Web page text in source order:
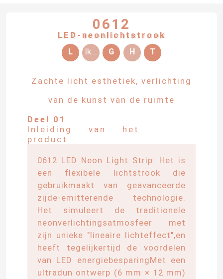
0612
LED-neonlichtstrook
L
Ik... G H T
Zachte licht esthetiek, verlichting
van de kunst van de ruimte
Deel 01
Inleiding van het
product
0612 LED Neon Light Strip: Het is
een flexibele lichtstrook die
gebruikmaakt van geavanceerde
zijde-emitterende technologie.
Het simuleert de traditionele
neonverlichtingsatmosfeer met
zijn unieke "lineaire lichteffect",en
heeft tegelijkertijd de voordelen
van LED energiebesparingMet een
ultradun ontwerp (6 mm × 12 mm)